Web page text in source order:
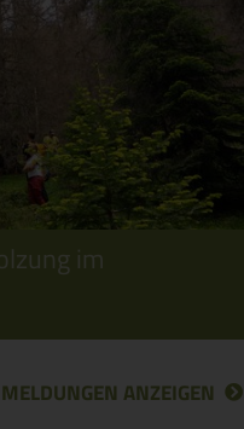
im
ANZEIGEN